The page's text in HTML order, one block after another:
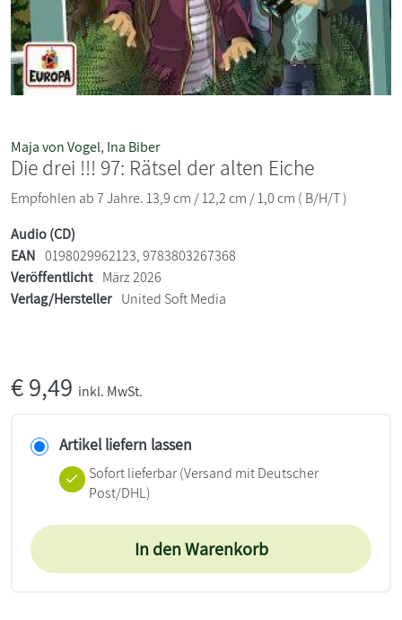
Maja von Vogel, Ina Biber
Die drei !!! 97: Rätsel der alten Eiche
Empfohlen ab 7 Jahre. 13,9 cm / 12,2 cm / 1,0 cm ( B/H/T )
Audio (CD)
EAN 0198029962123, 9783803267368
Veröffentlicht März 2026
Verlag/Hersteller United Soft Media
€9,49 inkl. MwSt.
Artikel liefern lassen
Sofort lieferbar(Versand mit Deutscher
Post/DHL)
In den Warenkorb